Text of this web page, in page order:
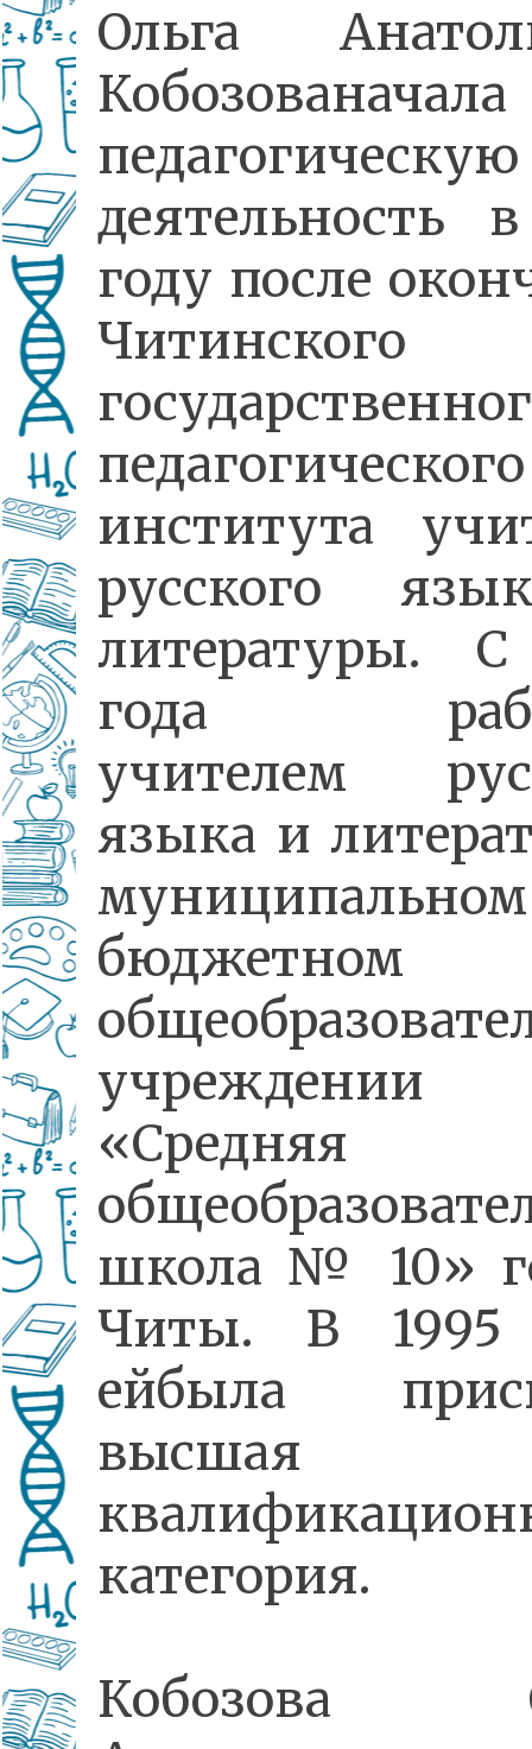
Ольга
педагогическую
деятельность
году после
Читинского
педагогического
института
русского
литературы. С
года
учителем
языка и
муниципальном
бюджетном
учреждении
«Средняя
школа № 10»
Читы. В 1995
ейбыла
высшая
категория.
Кобозова